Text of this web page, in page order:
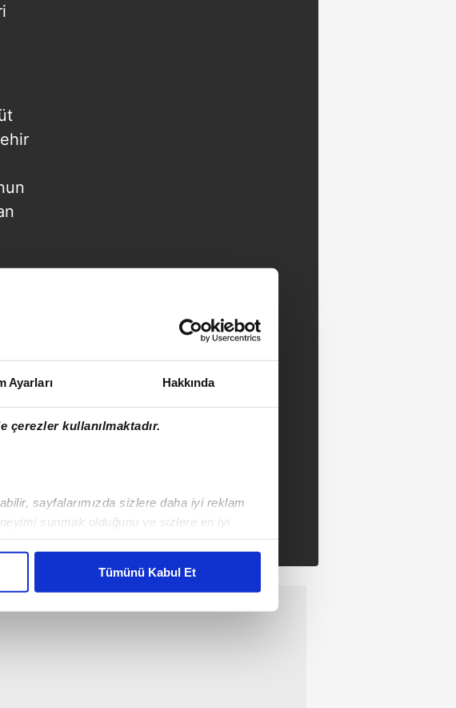
Ayarları Hakkında
kullanılmaktadır.
sayfalarımızda sizlere daha iyi reklam
sunmak olduğunu ve sizlere en iyi
Tümünü Kabul Et